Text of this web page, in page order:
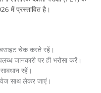
में प्रस्तावित है।
चेक करते रहें।
जानकारी पर ही भरोसा करें।
रहें।
साथ लेकर जाएं।